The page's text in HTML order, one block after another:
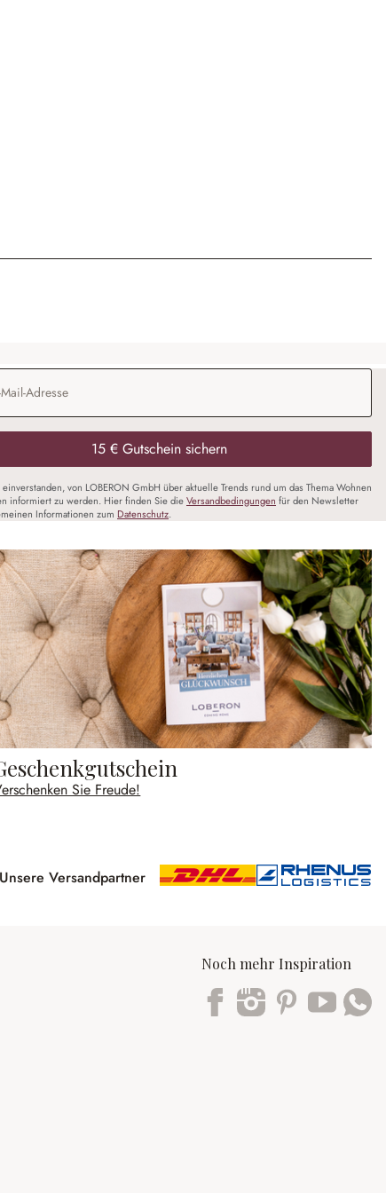
15 € Gutschein sichern
von LOBERON GmbH über aktuelle Trends rund um das Thema Wohnen
informiert zu werden. Hier finden Sie dieVersandbedingungen für den Newsletter
Informationen zum Datenschutz.
Sie Freude!
Unsere Versandpartner
Noch mehr Inspiration